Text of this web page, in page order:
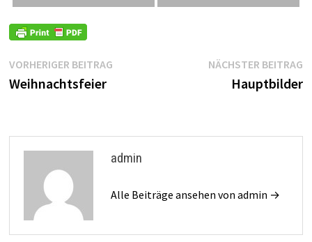
Beitragsnavigation
VORHERIGER BEITRAGVorheriger
Weihnachtsfeier
NÄCHSTER BEITRAG
Hauptbilder
admin
Alle Beiträge ansehen von admin →